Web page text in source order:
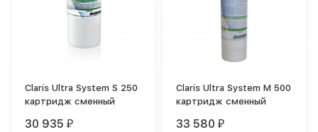
Claris Ultra System S 250
картридж сменный
30 935 ₽
Claris Ultra System M 500
картридж сменный
33 580 ₽